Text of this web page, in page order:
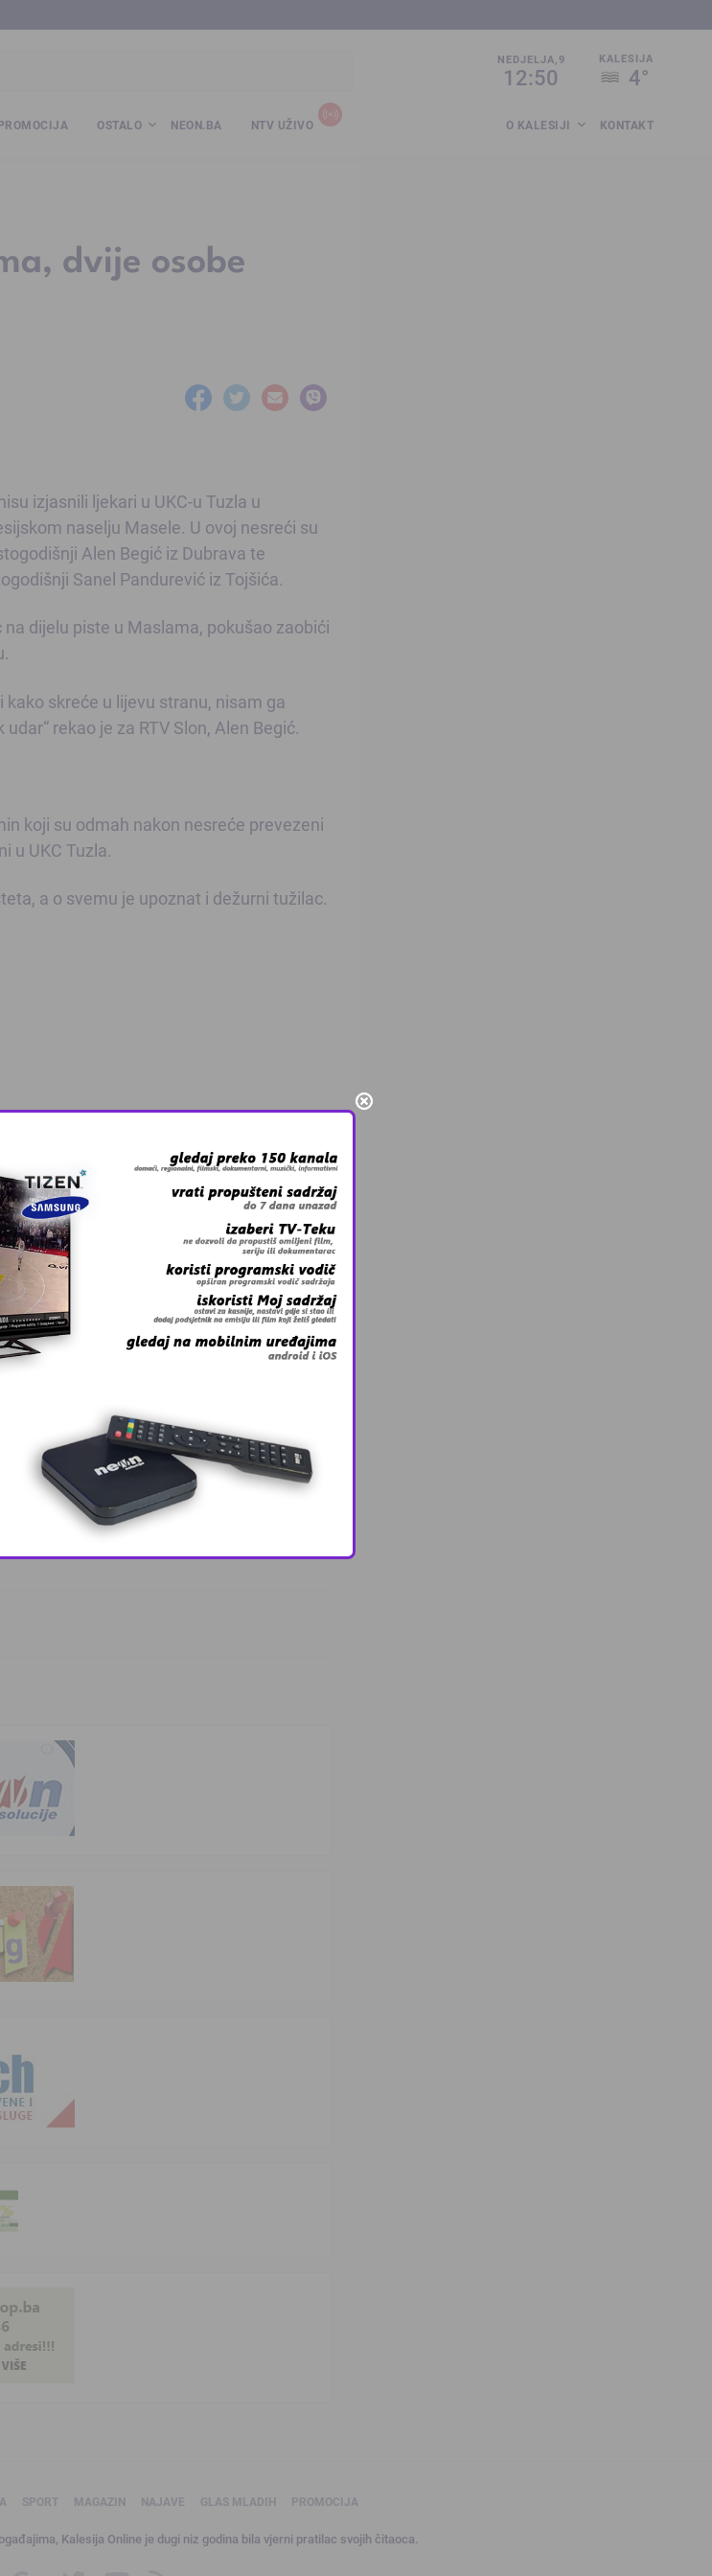
NEDJELJA,9
12:50
KALESIJA
4°
OSTALO NEON.BA NTV UŽIVO O KALESIJI KONTAKT
dvije osobe
izjasnili ljekari u UKC-u Tuzla u
naselju Masele. U ovoj nesreći su
Alen Begić iz Dubrava te
Sanel Pandurević iz Tojšića.
dijelu piste u Maslama, pokušao zaobići
skreće u lijevu stranu, nisam ga
rekao je za RTV Slon, Alen Begić.
koji su odmah nakon nesreće prevezeni
u UKC Tuzla.
a o svemu je upoznat i dežurni tužilac.
SPORT MAGAZIN NAJAVE GLAS MLADIH PROMOCIJA
Kalesija Online je dugi niz godina bila vjerni pratilac svojih čitaoca.